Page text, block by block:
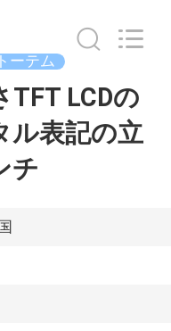
ーテム
LCDの
ル表記の立
チ